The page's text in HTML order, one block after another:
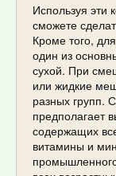
Используя эти
сможете
Кроме того,
один из
сухой. При
или жидкие
разных групп.
предполагает
содержащих
витамины и